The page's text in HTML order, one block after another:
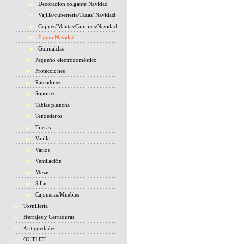
Decoracion colgante Navidad
Vajilla/cubertería/Tazas/ Navidad
Cojines/Mantas/Caminos/Navidad
Figura Navidad
Guirnaldas
Pequeño electrodoméstico
Protecciones
Rascadores
Soportes
Tablas plancha
Tendederos
Tijeras
Vajilla
Varios
Ventilación
Mesas
Sillas
Cajoneras/Muebles
Tornillería
Herrajes y Cerraduras
Antigüedades
OUTLET